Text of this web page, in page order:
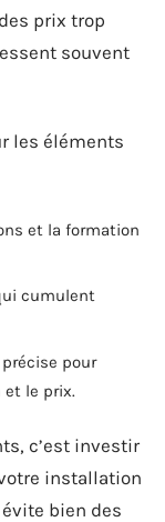
prix trop
souvent
les éléments
et la formation
cumulent
pour
le prix.
c’est investir
installation
bien des